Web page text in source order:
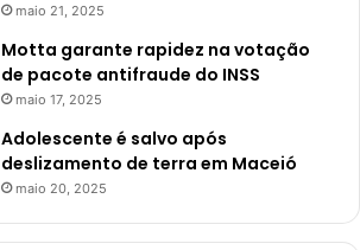
maio 21, 2025
Motta garante rapidez na votação
de pacote antifraude do INSS
maio 17, 2025
Adolescente é salvo após
deslizamento de terra em Maceió
maio 20, 2025